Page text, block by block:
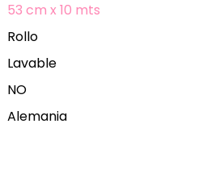
53 cm x 10 mts
Rollo
Lavable
NO
Alemania